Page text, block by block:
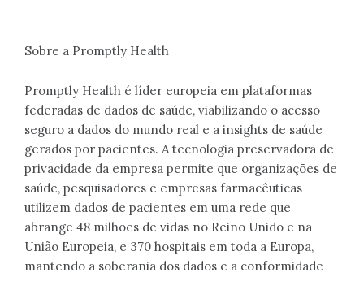
Sobre a Promptly Health
Promptly Health é líder europeia em plataformas
federadas de dados de saúde, viabilizando o acesso
seguro a dados do mundo real e a insights de saúde
gerados por pacientes. A tecnologia preservadora de
privacidade da empresa permite que organizações de
saúde, pesquisadores e empresas farmacêuticas
utilizem dados de pacientes em uma rede que
abrange 48 milhões de vidas no Reino Unido e na
União Europeia, e 370 hospitais em toda a Europa,
mantendo a soberania dos dados e a conformidade